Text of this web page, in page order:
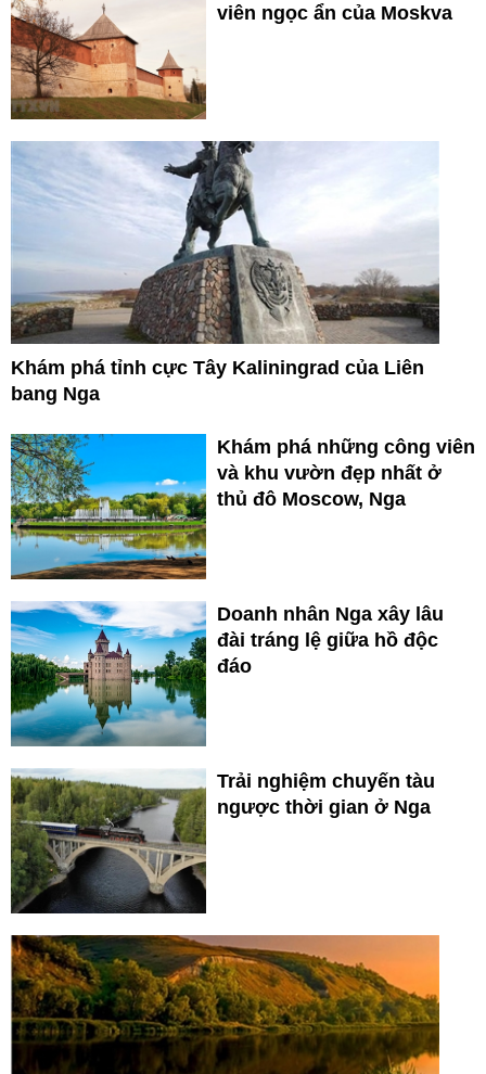
viên ngọc ẩn của Moskva
Khám phá tỉnh cực Tây Kaliningrad của Liên
bang Nga
Khám phá những công viên
và khu vườn đẹp nhất ở
thủ đô Moscow, Nga
Doanh nhân Nga xây lâu
đài tráng lệ giữa hồ độc
đáo
Trải nghiệm chuyến tàu
ngược thời gian ở Nga